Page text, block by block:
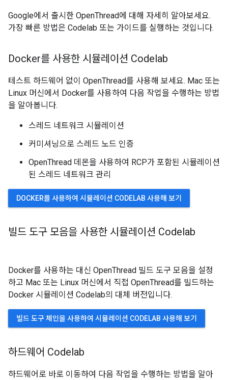
Google에서 출시한 OpenThread에 대해 자세히 알아보세요.
가장 빠른 방법은 Codelab 또는 가이드를 실행하는 것입니다.
Docker를 사용한 시뮬레이션 Codelab
테스트 하드웨어 없이 OpenThread를 사용해 보세요. Mac 또는
Linux 머신에서 Docker를 사용하여 다음 작업을 수행하는 방법
을 알아봅니다.
스레드 네트워크 시뮬레이션
커미셔닝으로 스레드 노드 인증
OpenThread 데몬을 사용하여 RCP가 포함된 시뮬레이션
된 스레드 네트워크 관리
DOCKER를 사용하여 시뮬레이션 CODELAB 사용해 보기
빌드 도구 모음을 사용한 시뮬레이션 Codelab
Docker를 사용하는 대신 OpenThread 빌드 도구 모음을 설정
하고 Mac 또는 Linux 머신에서 직접 OpenThread를 빌드하는
Docker 시뮬레이션 Codelab의 대체 버전입니다.
빌드 도구 체인을 사용하여 시뮬레이션 CODELAB 사용해 보기
하드웨어 Codelab
하드웨어로 바로 이동하여 다음 작업을 수행하는 방법을 알아